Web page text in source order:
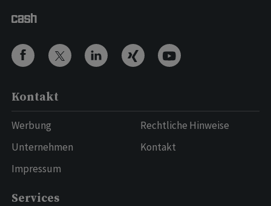
Kontakt
Werbung
Unternehmen
Impressum
Rechtliche Hinweise
Kontakt
Services